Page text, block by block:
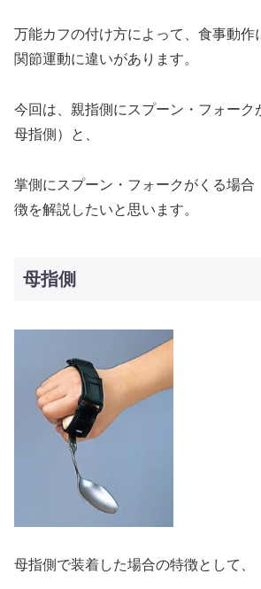
万能カフの付け方によって、食事動作
関節運動に違いがあります。
今回は、親指側にスプーン・フォーク
母指側）と、
掌側にスプーン・フォークがくる場合
徴を解説したいと思います。
母指側
母指側で装着した場合の特徴として、